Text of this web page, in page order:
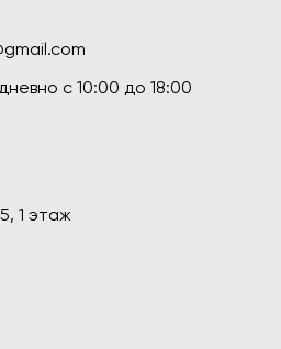
c 10:00 до 18:00
1 этаж